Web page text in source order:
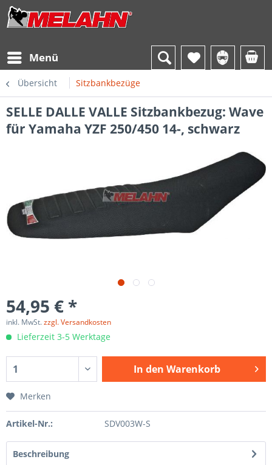
Menü
Übersicht Sitzbankbezüge
SELLE DALLE VALLE Sitzbankbezug: Wave
für Yamaha YZF 250/450 14-, schwarz
54,95 € *
inkl. MwSt.zzgl. Versandkosten
Lieferzeit 3-5 Werktage
In den Warenkorb
Merken
Artikel-Nr.: SDV003W-S
Beschreibung